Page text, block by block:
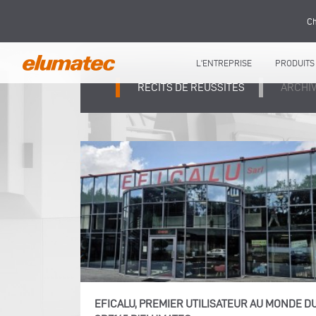
L'ENTREPRISE PRODUITS
RÉCITS DE RÉUSSITES
EFICALU, PREMIER UTILISATEUR AU MONDE